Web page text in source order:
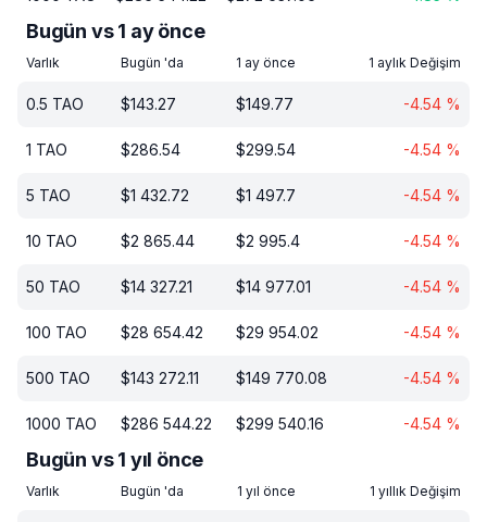
Bugün vs 1 ay önce
Varlık Bugün 'da 1 ay önce 1 aylık Değişim
0.5 TAO $143.27 $149.77 -4.54 %
1 TAO $286.54 $299.54 -4.54 %
5 TAO $1 432.72 $1 497.7 -4.54 %
10 TAO $2 865.44 $2 995.4 -4.54 %
50 TAO $14 327.21 $14 977.01 -4.54 %
100 TAO $28 654.42 $29 954.02 -4.54 %
500 TAO $143 272.11 $149 770.08 -4.54 %
1000 TAO $286 544.22 $299 540.16 -4.54 %
Bugün vs 1 yıl önce
Varlık Bugün 'da 1 yıl önce 1 yıllık Değişim